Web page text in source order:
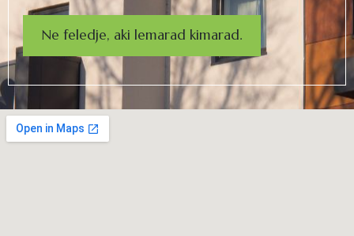
Ne feledje, aki lemarad kimarad.